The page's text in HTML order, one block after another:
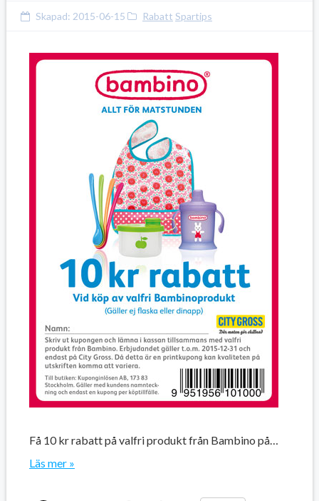
Skapad: 2015-06-15 Rabatt Spartips
Få 10 kr rabatt på valfri produkt från Bambino på…
Läs mer »